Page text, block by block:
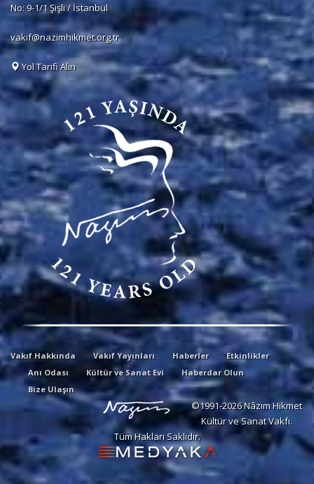
No: 9-1/1 Şişli / İstanbul
vakif@nazimhikmet.org.tr
Yol Tarifi Alın
Vakıf Hakkında Vakıf Yayınları Haberler
Etkinlikler
Anı Odası
Kültür ve Sanat Evi
Haberdar Olun
Bize Ulaşın
©1991-2026 Nâzım Hikmet
Kültür ve Sanat Vakfı.
Tüm Hakları Saklıdır.